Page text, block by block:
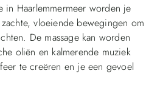
in Haarlemmermeer worden je
vloeiende bewegingen om
De massage kan worden
oliën en kalmerende muziek
te creëren en je een gevoel